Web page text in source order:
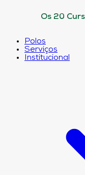
Os 20
Polos
Serviços
Institucional